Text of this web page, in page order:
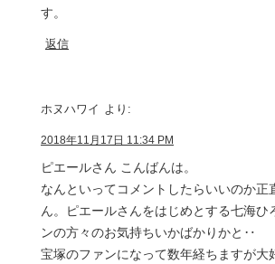
す。
返信
ホヌハワイ より:
2018年11月17日 11:34 PM
ピエールさん こんばんは。
なんといってコメントしたらいいのか正
ん。ピエールさんをはじめとする七海ひ
ンの方々のお気持ちいかばかりかと‥
宝塚のファンになって数年経ちますが大